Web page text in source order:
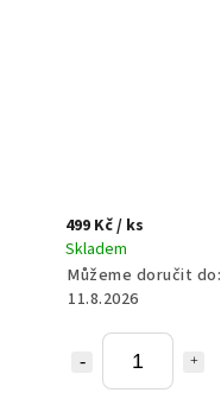
499 Kč/ ks
Skladem
Můžeme doručit do:
11.8.2026